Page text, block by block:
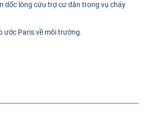
dốc lòng cứu trợ cư dân trong vụ cháy
ước Paris về môi trường.